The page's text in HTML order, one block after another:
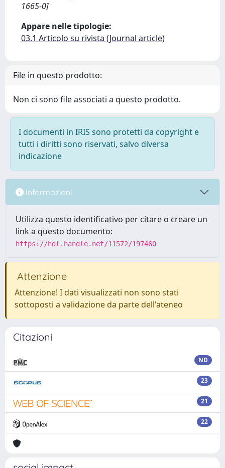
1665-0]
Appare nelle tipologie:
03.1 Articolo su rivista (Journal article)
File in questo prodotto:
Non ci sono file associati a questo prodotto.
I documenti in IRIS sono protetti da copyright e
tutti i diritti sono riservati, salvo diversa
indicazione
Informazioni
Utilizza questo identificativo per citare o creare un
link a questo documento:
https://hdl.handle.net/11572/197460
Attenzione
Attenzione! I dati visualizzati non sono stati
sottoposti a validazione da parte dell'ateneo
Citazioni
ND
23
21
22